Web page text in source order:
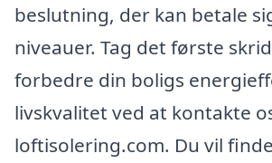
beslutning, der kan betale
niveauer. Tag det første
forbedre din boligs
livskvalitet ved at kontakte
loftisolering.com. Du vil